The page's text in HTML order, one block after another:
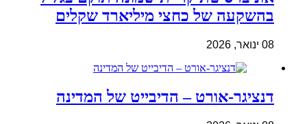
בהשקעה של כחצי מיליארד שקלים
08 ינואר, 2026
דנציגר-אורט – הדיבייט של המדינה